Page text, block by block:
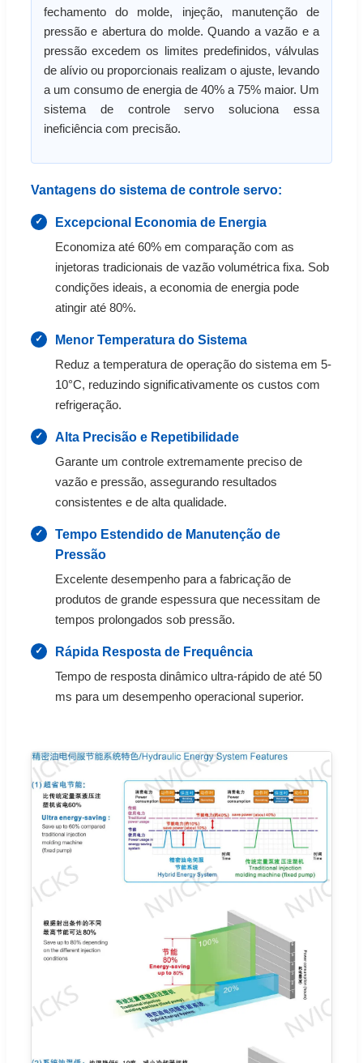
fechamento do molde, injeção, manutenção de
pressão e abertura do molde. Quando a vazão e a
pressão excedem os limites predefinidos, válvulas
de alívio ou proporcionais realizam o ajuste, levando
a um consumo de energia de 40% a 75% maior. Um
sistema de controle servo soluciona essa
ineficiência com precisão.
Vantagens do sistema de controle servo:
Excepcional Economia de Energia
Economiza até 60% em comparação com as
injetoras tradicionais de vazão volumétrica fixa. Sob
condições ideais, a economia de energia pode
atingir até 80%.
Menor Temperatura do Sistema
Reduz a temperatura de operação do sistema em 5-
10°C, reduzindo significativamente os custos com
refrigeração.
Alta Precisão e Repetibilidade
Garante um controle extremamente preciso de
vazão e pressão, assegurando resultados
consistentes e de alta qualidade.
Tempo Estendido de Manutenção de
Pressão
Excelente desempenho para a fabricação de
produtos de grande espessura que necessitam de
tempos prolongados sob pressão.
Rápida Resposta de Frequência
Tempo de resposta dinâmico ultra-rápido de até 50
ms para um desempenho operacional superior.